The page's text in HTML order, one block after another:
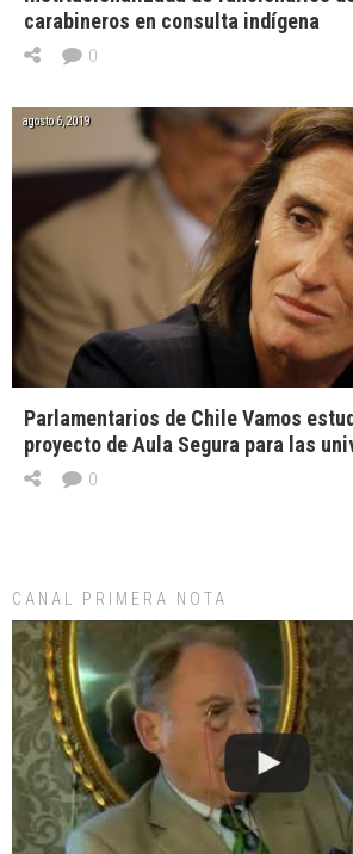
carabineros en consulta indígena
0
agosto 6, 2019
Parlamentarios de Chile Vamos
proyecto de Aula Segura para las
0
CANAL PRIMERA NOTA